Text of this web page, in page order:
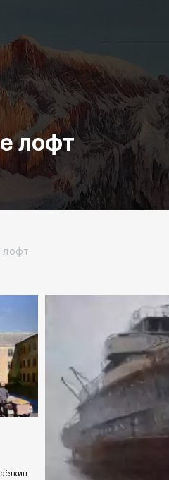
лофт
лофт